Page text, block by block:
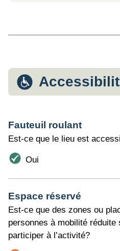
Fauteuil roulant
Est-ce que le lieu est
Oui
Espace réservé
Est-ce que des zones ou
personnes à mobilité réduite
participer à l’activité?